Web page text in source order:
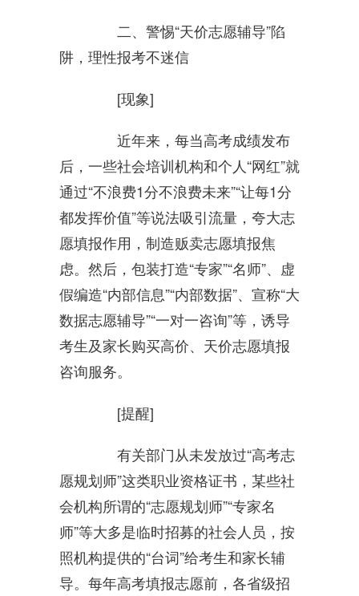
二、警惕“天价志愿辅导”陷
阱，理性报考不迷信
[现象]
近年来，每当高考成绩发布
后，一些社会培训机构和个人“网红”就
通过“不浪费1分不浪费未来”“让每1分
都发挥价值”等说法吸引流量，夸大志
愿填报作用，制造贩卖志愿填报焦
虑。然后，包装打造“专家”“名师”、虚
假编造“内部信息”“内部数据”、宣称“大
数据志愿辅导”“一对一咨询”等，诱导
考生及家长购买高价、天价志愿填报
咨询服务。
[提醒]
有关部门从未发放过“高考志
愿规划师”这类职业资格证书，某些社
会机构所谓的“志愿规划师”“专家名
师”等大多是临时招募的社会人员，按
照机构提供的“台词”给考生和家长辅
导。每年高考填报志愿前，各省级招